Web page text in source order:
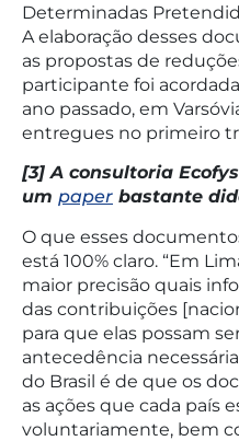
Determinadas
A elaboração desses
as propostas de
participante foi acordada
ano passado, em
entregues no primeiro
[3] A consultoria
um paper bastante
O que esses
está 100% claro. “Em
maior precisão quais
das contribuições
para que elas possam
antecedência
do Brasil é de que os
as ações que cada país
voluntariamente, bem